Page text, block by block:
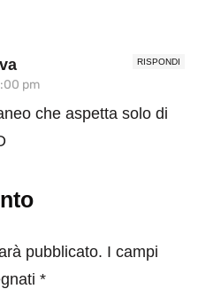
RISPONDI
pm
che aspetta solo di
pubblicato. I campi
*